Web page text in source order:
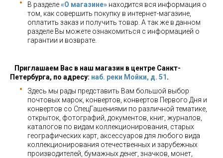
В разделе«О магазине» находится вся информация о
том, как совершить покупку в интернет-магазине,
оплатить заказ и получить товар. А так же в данном
разделе Вы можете ознакомиться с информацией о
гарантии и возврате.
Приглашаем Вас в наш магазин в центре Санкт-
Петербурга, по адресу: наб. реки Мойки, д. 51 .
Здесь мы рады представить Вам большой выбор
почтовых марок, конвертов, конвертов Первого Дня и
конвертов со СпецГашениями по различной тематике,
открыток, фотографий, документов, книг, журналов,
каталогов по видам коллекционирования, старых
географических карт, аксессуаров для любого вида
коллекционирования отечественных и зарубежных
производителей, бумажных денег, значков, монет,